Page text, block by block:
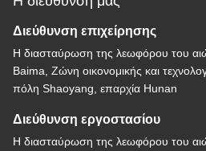
Διεύθυνση επιχείρησης
Η διασταύρωση της λεωφόρου του
Baima, Ζώνη οικονομικής και
πόλη Shaoyang, επαρχία Hunan
Διεύθυνση εργοστασίου
Η διασταύρωση της λεωφόρου του